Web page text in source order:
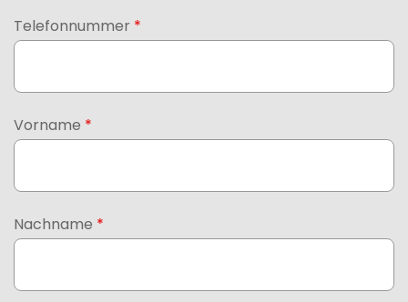
Telefonnummer *
Vorname *
Nachname *